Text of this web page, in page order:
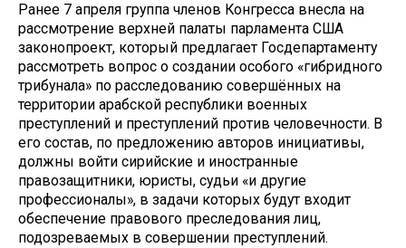
Ранее 7 апреля группа членов Конгресса внесла на
рассмотрение верхней палаты парламента США
законопроект, который предлагает Госдепартаменту
рассмотреть вопрос о создании особого «гибридного
трибунала» по расследованию совершённых на
территории арабской республики военных
преступлений и преступлений против человечности. В
его состав, по предложению авторов инициативы,
должны войти сирийские и иностранные
правозащитники, юристы, судьи «и другие
профессионалы», в задачи которых будут входит
обеспечение правового преследования лиц,
подозреваемых в совершении преступлений.